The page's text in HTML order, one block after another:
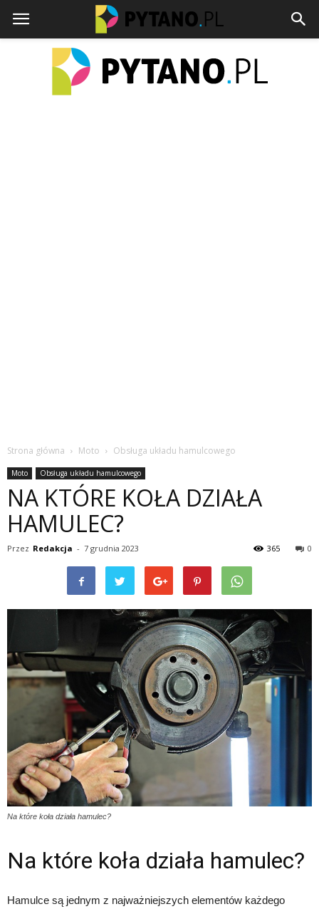
Strona główna Moto Obsługa układu hamulcowego
Moto Obsługa układu hamulcowego
NA KTÓRE KOŁA DZIAŁA
HAMULEC?
Przez Redakcja - 7 grudnia 2023 0
365
Na które koła działa hamulec?
Na które koła działa hamulec?
Hamulce są jednym z najważniejszych elementów każdego